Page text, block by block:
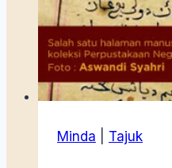
Minda Tajuk